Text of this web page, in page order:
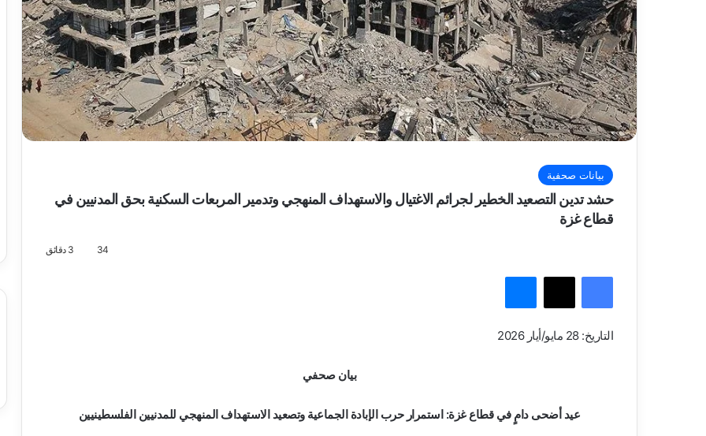
بيانات صحفية
حشد تدين التصعيد الخطير لجرائم الاغتيال والاستهداف المنهجي وتدمير المربعات السكنية بحق المدنيين في
قطاع غزة
34
فيسبوك ‫X
التاريخ: 28 مايو/أيار 2026
بيان صحفي
عيد أضحى دامٍ في قطاع غزة: استمرار حرب الإبادة الجماعية وتصعيد الاستهداف المنهجي للمدنيين الفلسطينيين